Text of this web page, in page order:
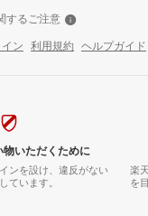
するご注意
ン 利用規約 ヘルプガイド
物いただくために
ンを設け、違反がない
ています。
楽
を